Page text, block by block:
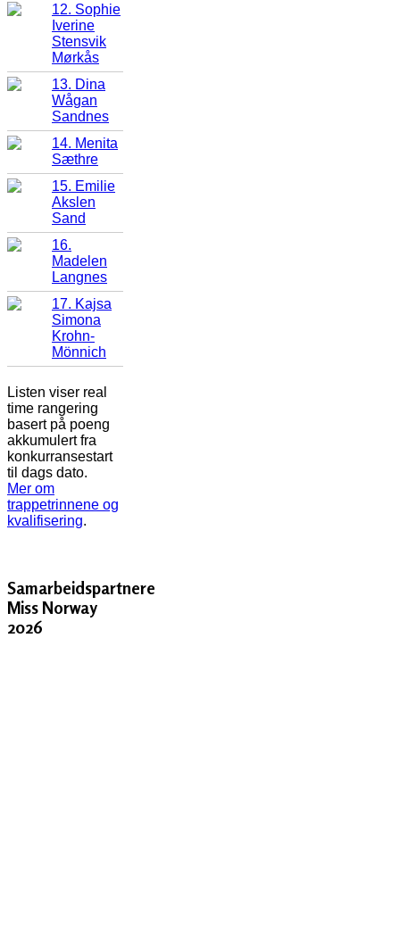
12. Sophie
Iverine
Stensvik
Mørkås
13. Dina
Wågan
Sandnes
14. Menita
Sæthre
15. Emilie
Akslen
Sand
16.
Madelen
Langnes
17. Kajsa
Simona
Krohn-
Mönnich
Listen viser real
time rangering
basert på poeng
akkumulert fra
konkurransestart
til dags dato.
Mer om
trappetrinnene og
kvalifisering.
Samarbeidspartnere
Miss Norway
2026